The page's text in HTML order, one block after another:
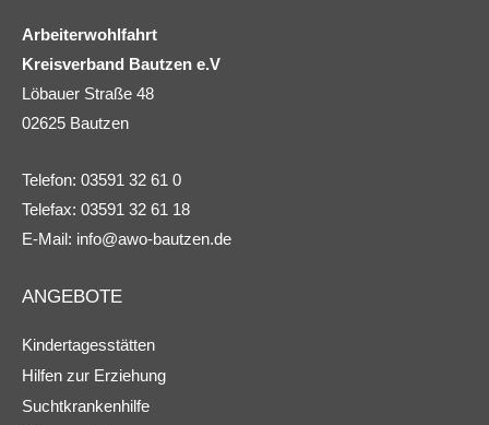
Arbeiterwohlfahrt
Kreisverband Bautzen e.V
Löbauer Straße 48
02625 Bautzen
Telefon: 03591 32 61 0
Telefax: 03591 32 61 18
E-Mail: info@awo-bautzen.de
ANGEBOTE
Kindertagesstätten
Hilfen zur Erziehung
Suchtkrankenhilfe